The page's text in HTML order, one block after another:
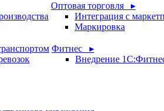
Оптовая торговля ▸
Интеграция с
Маркировка
Фитнес ▸
Внедрение